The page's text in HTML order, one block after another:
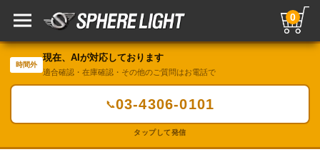
0
時間外
現在、AIが対応しております
適合確認・在庫確認・その他のご質問はお電話で
📞03-4306-0101
タップして発信